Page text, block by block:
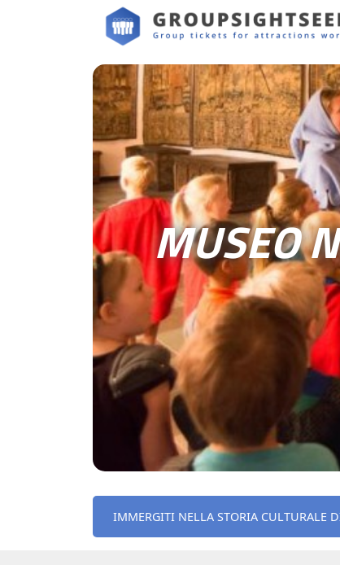
MUSEO
IMMERGITI NELLA STORIA CULTURALE